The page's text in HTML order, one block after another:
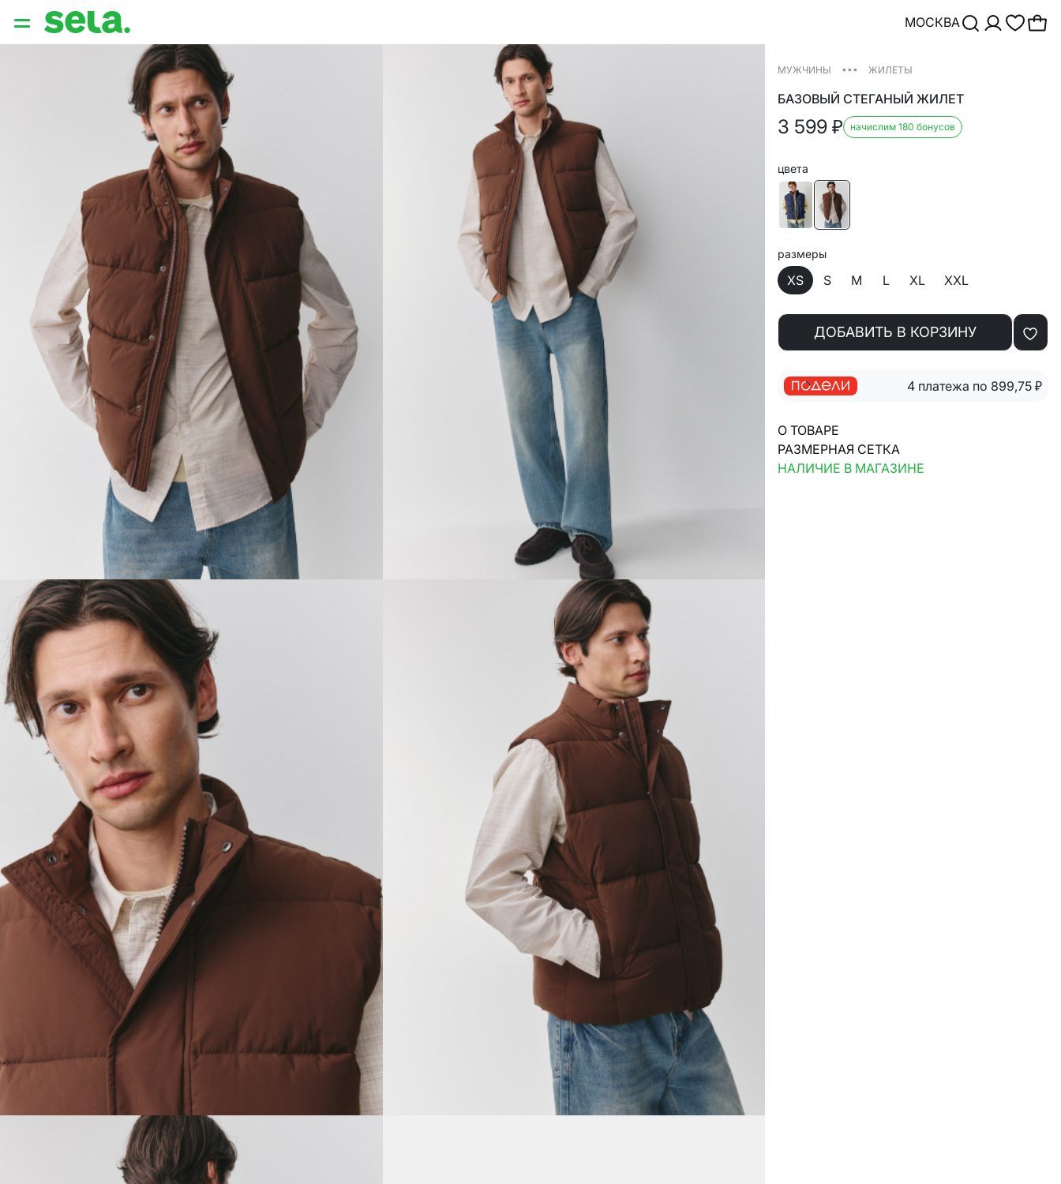
МОСКВА
популярные запросы
МужчиныДети
АРХИТЕКТУРА ОБРАЗА
THE ‘90S. OFFICE
НОВИНКИ
ОДЕЖДА
АКСЕССУАРЫ
ОБУВЬ
ПРИМЕРИТЬ ОНЛАЙН
SELA × ЧЕБУРАШКА
SELA.PREMIUM
БОЛЬШИЕ РАЗМЕРЫ
НАТУРАЛЬНЫЕ ТКАНИ
СКОРО В ПРОДАЖЕ
РАСПРОДАЖА ДО -60%
ПОДАРОЧНЫЕ СЕРТИФИКАТЫ
WINX CLUB
КЛУБ 12:00
HELLO, ТРОПИКИ
НОВИНКИ
ОДЕЖДА
АКСЕССУАРЫ
SELA × МАЛЕНЬКИЙ ПРИНЦ
ПРИМЕРИТЬ ОНЛАЙН
SELA × HELLO KITTY
ДЕНИМ
СКОРО В ПРОДАЖЕ
РАСПРОДАЖА ДО -60%
ЛУКБУКИ
ПОДАРОЧНЫЕ СЕРТИФИКАТЫ
НА СЛУЧАЙ ПОНЕДЕЛЬНИКА
КОНСТРУКТОР ГАРДЕРОБА
АКСЕССУАРЫ
ОБУВЬ
ПРИМЕРИТЬ ОНЛАЙН
SELA × ЧЕБУРАШКА
SELA × СОЮЗМУЛЬТФИЛЬМ
МУЖЧИНЫ ••• ЖИЛЕТЫ
БАЗОВЫЙ СТЕГАНЫЙ ЖИЛЕТ
3 599 ₽ начислим 180 бонусов
цвета
размеры
XS S M L XL XXL
ДОБАВИТЬ В КОРЗИНУ
4 платежа по 899,75 ₽
О ТОВАРЕ
РАЗМЕРНАЯ СЕТКА
НАЛИЧИЕ В МАГАЗИНЕ